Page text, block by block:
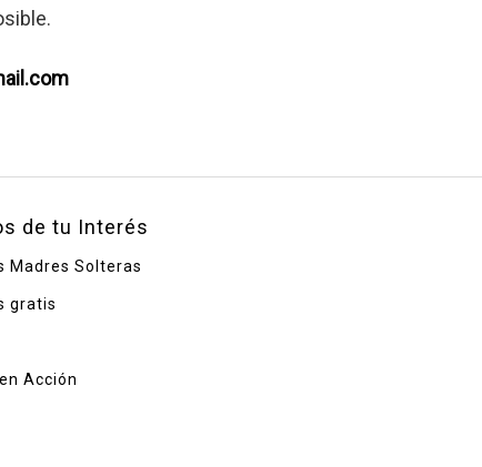
de tu Interés
Madres Solteras
gratis
Acción